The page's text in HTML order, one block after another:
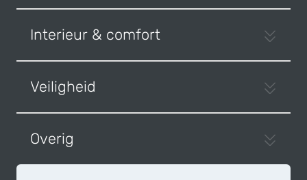
Interieur & comfort
Veiligheid
Overig